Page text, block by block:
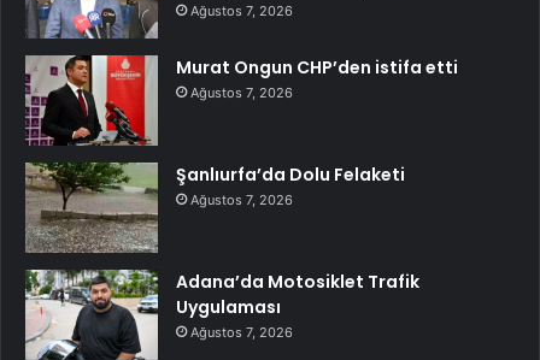
Ağustos 7, 2026
Murat Ongun CHP’den istifa etti
Ağustos 7, 2026
Şanlıurfa’da Dolu Felaketi
Ağustos 7, 2026
Adana’da Motosiklet Trafik
Uygulaması
Ağustos 7, 2026